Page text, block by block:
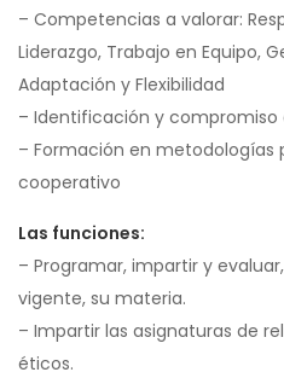
– Competencias a valorar:
Liderazgo, Trabajo en Equipo,
Adaptación y Flexibilidad
– Identificación y compromiso
– Formación en metodologías
cooperativo
Las funciones:
– Programar, impartir y
vigente, su materia.
– Impartir las asignaturas de
éticos.